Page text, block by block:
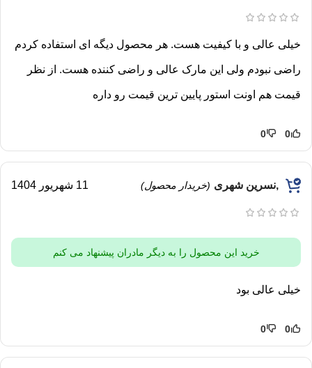
خیلی عالی و با کیفیت هست. هر محصول دیگه ای استفاده کردم
راضی نبودم ولی این مارک عالی و راضی کننده هست. از نظر
قیمت هم اونت استور پایین ترین قیمت رو داره
0
0
,نسرین شهری (خریدار محصول) 11 شهریور 1404
خرید این محصول را به دیگر مادران پیشنهاد می کنم
خیلی عالی بود
0
0